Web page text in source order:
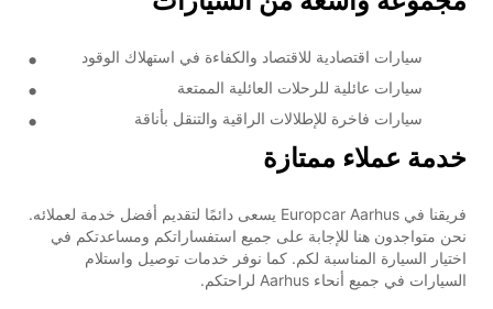
سيارات اقتصادية للاقتصاد والكفاءة في استهلاك الوقود
سيارات عائلية للرحلات العائلية الممتعة
سيارات فاخرة للإطلالات الراقية والتنقل بأناقة
خدمة عملاء ممتازة
فريقنا في Europcar Aarhus يسعى دائمًا لتقديم أفضل خدمة لعملائه.
نحن متواجدون هنا للإجابة على جميع استفساراتكم ومساعدتكم في
اختيار السيارة المناسبة لكم. كما نوفر خدمات توصيل واستلام
السيارات في جميع أنحاء Aarhus لراحتكم.